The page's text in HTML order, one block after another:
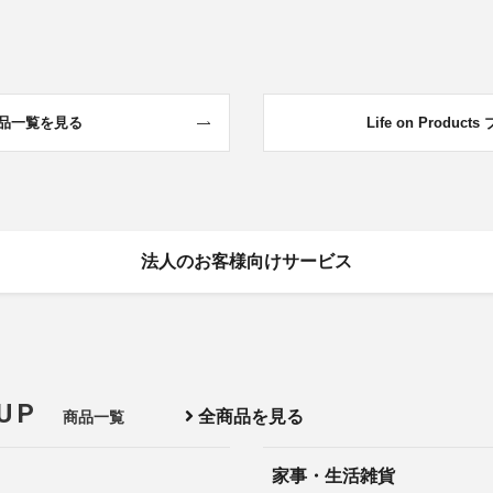
一覧を見る Life on Products
法人のお客様向けサービス
商品一覧 全商品を見る
家事・生活雑貨